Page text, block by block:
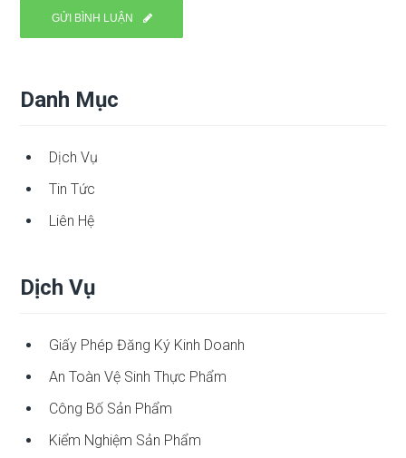
Danh Mục
Dịch Vụ
Tin Tức
Liên Hệ
Dịch Vụ
Giấy Phép Đăng Ký Kinh Doanh
An Toàn Vệ Sinh Thực Phẩm
Công Bố Sản Phẩm
Kiểm Nghiệm Sản Phẩm